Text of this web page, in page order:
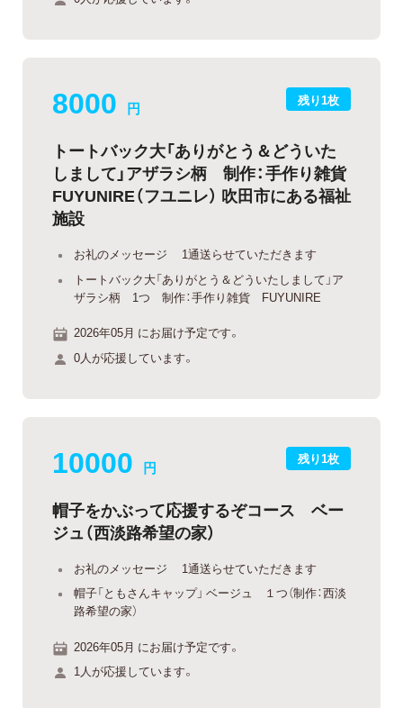
残り1枚
8000 円
トートバック大「ありがとう＆どういた
しまして」アザラシ柄 制作：手作り雑貨
FUYUNIRE（フユニレ） 吹田市にある福祉
施設
お礼のメッセージ 1通送らせていただきます
トートバック大「ありがとう＆どういたしまして」ア
ザラシ柄 1つ 制作：手作り雑貨 FUYUNIRE
2026年05月 にお届け予定です。
0人が応援しています。
残り1枚
10000 円
帽子をかぶって応援するぞコース ベー
ジュ（西淡路希望の家）
お礼のメッセージ 1通送らせていただきます
帽子「ともさんキャップ」 ベージュ １つ（制作：西淡
路希望の家）
2026年05月 にお届け予定です。
1人が応援しています。